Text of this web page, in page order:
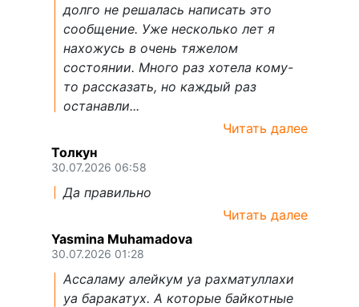
долго не решалась написать это
сообщение. Уже несколько лет я
нахожусь в очень тяжелом
состоянии. Много раз хотела кому-
то рассказать, но каждый раз
останавли...
Читать далее
Толкун
30.07.2026 06:58
Да правильно
Читать далее
Yasmina Muhamadova
30.07.2026 01:28
Ассаламу алейкум уа рахматуллахи
уа баракатух. А которые байкотные